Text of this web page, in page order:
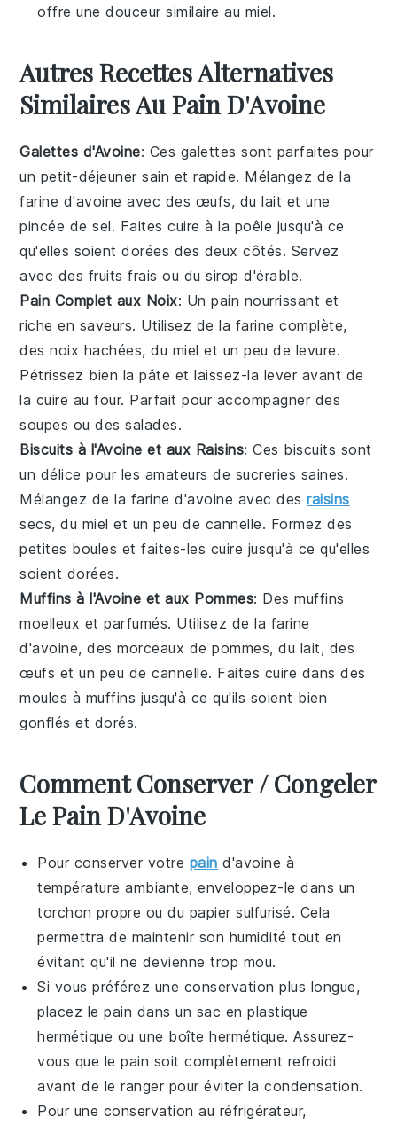
offre une douceur similaire au miel.
Autres Recettes Alternatives
Similaires Au Pain D'Avoine
Galettes d'Avoine: Ces galettes sont parfaites pour
un petit-déjeuner sain et rapide. Mélangez de la
farine d'avoine avec des œufs, du lait et une
pincée de sel. Faites cuire à la poêle jusqu'à ce
qu'elles soient dorées des deux côtés. Servez
avec des fruits frais ou du sirop d'érable.
Pain Complet aux Noix: Un pain nourrissant et
riche en saveurs. Utilisez de la farine complète,
des noix hachées, du miel et un peu de levure.
Pétrissez bien la pâte et laissez-la lever avant de
la cuire au four. Parfait pour accompagner des
soupes ou des salades.
Biscuits à l'Avoine et aux Raisins: Ces biscuits sont
un délice pour les amateurs de sucreries saines.
Mélangez de la farine d'avoine avec desraisins
secs, du miel et un peu de cannelle. Formez des
petites boules et faites-les cuire jusqu'à ce qu'elles
soient dorées.
Muffins à l'Avoine et aux Pommes: Des muffins
moelleux et parfumés. Utilisez de la farine
d'avoine, des morceaux de pommes, du lait, des
œufs et un peu de cannelle. Faites cuire dans des
moules à muffins jusqu'à ce qu'ils soient bien
gonflés et dorés.
Comment Conserver / Congeler
Le Pain D'Avoine
Pour conserver votre pain d'avoine à
température ambiante, enveloppez-le dans un
torchon propre ou du papier sulfurisé. Cela
permettra de maintenir son humidité tout en
évitant qu'il ne devienne trop mou.
Si vous préférez une conservation plus longue,
placez lepain dans un sac en plastique
hermétique ou une boîte hermétique. Assurez-
vous que lepain soit complètement refroidi
avant de le ranger pour éviter la condensation.
Pour une conservation au réfrigérateur,